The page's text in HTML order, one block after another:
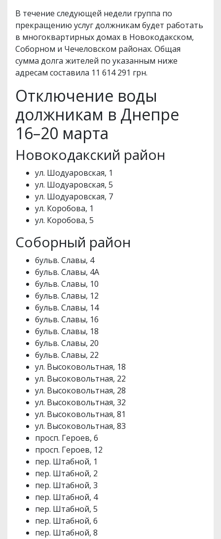
В течение следующей недели группа по
прекращению услуг должникам будет работать
в многоквартирных домах в Новокодакском,
Соборном и Чечеловском районах. Общая
сумма долга жителей по указанным ниже
адресам составила 11 614 291 грн.
Отключение воды
должникам в Днепре
16–20 марта
Новокодакский район
ул. Шодуаровская, 1
ул. Шодуаровская, 5
ул. Шодуаровская, 7
ул. Коробова, 1
ул. Коробова, 5
Соборный район
бульв. Славы, 4
бульв. Славы, 4А
бульв. Славы, 10
бульв. Славы, 12
бульв. Славы, 14
бульв. Славы, 16
бульв. Славы, 18
бульв. Славы, 20
бульв. Славы, 22
ул. Высоковольтная, 18
ул. Высоковольтная, 22
ул. Высоковольтная, 28
ул. Высоковольтная, 32
ул. Высоковольтная, 81
ул. Высоковольтная, 83
просп. Героев, 6
просп. Героев, 12
пер. Штабной, 1
пер. Штабной, 2
пер. Штабной, 3
пер. Штабной, 4
пер. Штабной, 5
пер. Штабной, 6
пер. Штабной, 8